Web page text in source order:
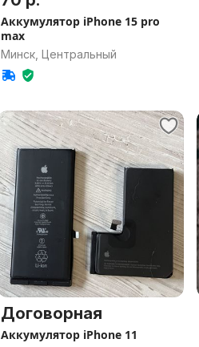
Аккумулятор iPhone 15 pro
max
Минск, Центральный
Договорная
Аккумулятор iPhone 11